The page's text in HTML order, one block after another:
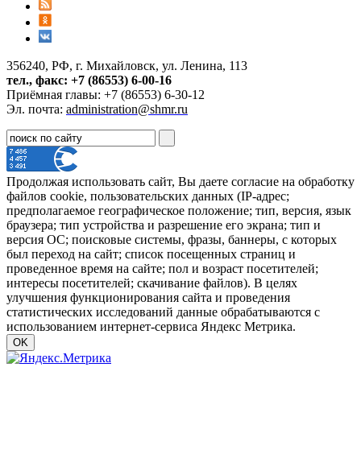
356240, РФ, г. Михайловск, ул. Ленина, 113
тел., факс: +7 (86553) 6-00-16
Приёмная главы: +7 (86553) 6-30-12
Эл. почта: administration@shmr.ru
Продолжая использовать сайт, Вы даете согласие на обработку
файлов cookie, пользовательских данных (IP-адрес;
предполагаемое географическое положение; тип, версия, язык
браузера; тип устройства и разрешение его экрана; тип и
версия ОС; поисковые системы, фразы, баннеры, с которых
был переход на сайт; список посещенных страниц и
проведенное время на сайте; пол и возраст посетителей;
интересы посетителей; скачивание файлов). В целях
улучшения функционирования сайта и проведения
статистических исследований данные обрабатываются с
использованием интернет-сервиса Яндекс Метрика.
OK